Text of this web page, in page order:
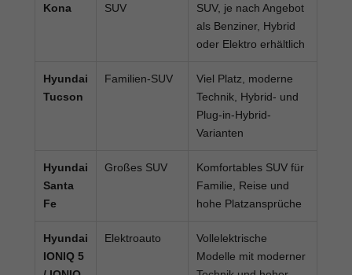
Kona
SUV
SUV, je nach Angebot
als Benziner, Hybrid
oder Elektro erhältlich
Hyundai
Tucson
Familien-SUV
Viel Platz, moderne
Technik, Hybrid- und
Plug-in-Hybrid-
Varianten
Hyundai
Santa
Fe
Großes SUV
Komfortables SUV für
Familie, Reise und
hohe Platzansprüche
Hyundai
IONIQ 5
Elektroauto
Vollelektrische
Modelle mit moderner